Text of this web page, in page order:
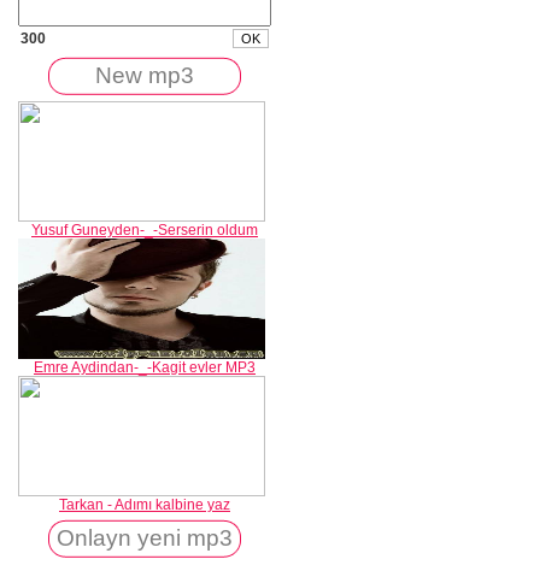
300
New mp3
Yusuf Guneyden-_-Serserin oldum
Emre Aydindan-_-Kagit evler MP3
Tarkan - Adımı kalbine yaz
Onlayn yeni mp3